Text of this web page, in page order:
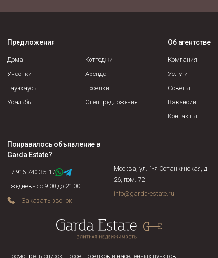
сроки, при условии, что Клиент принимает рекомендации,
недвижимости, и не станет выставлять на продажу объекты
по завышенной цене.
Предложения
Дома
Участки
Таунхаусы
Усадьбы
Коттеджи
Аренда
Посёлки
Спецпредложения
Об агентстве
Компания
Услуги
Советы
Вакансии
Контакты
Понравилось объявление в
Garda Estate?
+7 916 740-35-17
Ежедневно с 9:00 до 21:00
Заказать звонок
Москва, ул. 1-я Останкинская, д.
26, пом. 72
info@garda-estate.ru
Посмотреть список шоссе, поселков и населенных пунктов